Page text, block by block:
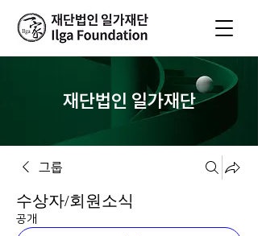
재단법인 일가재단
그룹
수상자/회원소식
공개